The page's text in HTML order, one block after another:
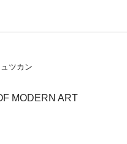
ツカン
MODERN ART